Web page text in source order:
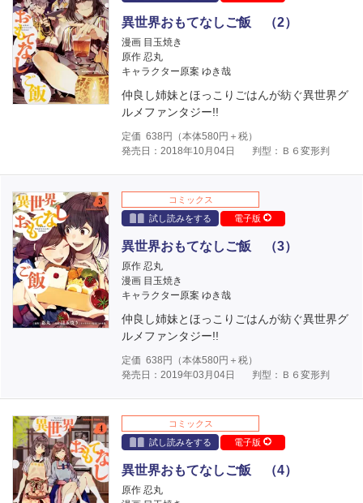
異世界おもてなしご飯 （2）
漫画 目玉焼き
原作 忍丸
キャラクター原案 ゆき哉
仲良し姉妹とほっこりごはんが紡ぐ異世界グ
ルメファンタジー!!
定価 638 円（本体580円＋税）
発売日：2018年10月04日
判型：Ｂ６変形判
コミックス
試し読みをする
電子版
異世界おもてなしご飯 （3）
原作 忍丸
漫画 目玉焼き
キャラクター原案 ゆき哉
仲良し姉妹とほっこりごはんが紡ぐ異世界グ
ルメファンタジー!!
定価 638 円（本体580円＋税）
発売日：2019年03月04日
判型：Ｂ６変形判
コミックス
試し読みをする
電子版
異世界おもてなしご飯 （4）
原作 忍丸